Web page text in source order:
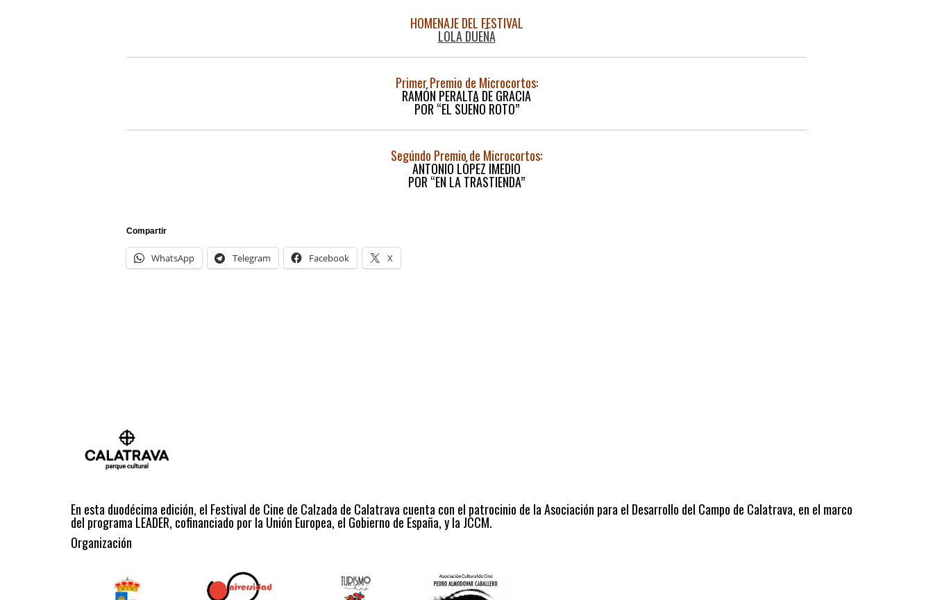
HOMENAJE DEL FESTIVAL
LOLA DUEÑA
Primer Premio de Microcortos:
RAMÓN PERALTA DE GRACIA
POR “EL SUEÑO ROTO”
Segúndo Premio de Microcortos:
ANTONIO LÓPEZ IMEDIO
POR “EN LA TRASTIENDA”
Compartir
WhatsApp Telegram Facebook X
En esta duodécima edición, el Festival de Cine de Calzada de Calatrava cuenta con el patrocinio de la Asociación para el Desarrollo del Campo de Calatrava, en el marco
del programa LEADER, cofinanciado por la Unión Europea, el Gobierno de España, y la JCCM.
Organización